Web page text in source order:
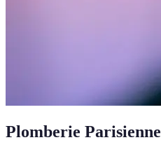
Plomberie Parisienne